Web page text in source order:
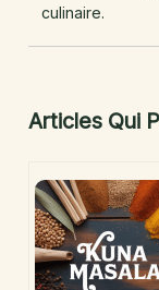
culinaire.
Articles Qui